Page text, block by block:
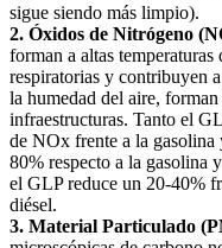
sigue siendo más limpio).
2. Óxidos de Nitrógeno
forman a altas
respiratorias y contribuyen
la humedad del aire,
infraestructuras. Tanto el
de NOx frente a la
80% respecto a la gasolina
el GLP reduce un 20-40%
diésel.
3. Material Particulado